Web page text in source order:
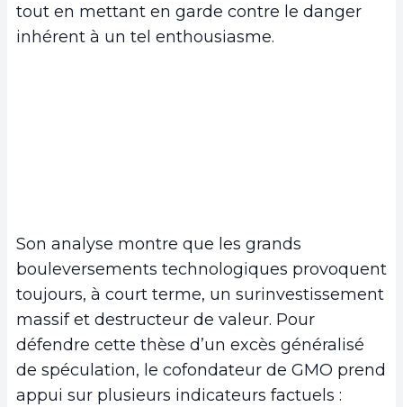
tout en mettant en garde contre le danger
inhérent à un tel enthousiasme.
Son analyse montre que les grands
bouleversements technologiques provoquent
toujours, à court terme, un surinvestissement
massif et destructeur de valeur. Pour
défendre cette thèse d’un excès généralisé
de spéculation, le cofondateur de GMO prend
appui sur plusieurs indicateurs factuels :